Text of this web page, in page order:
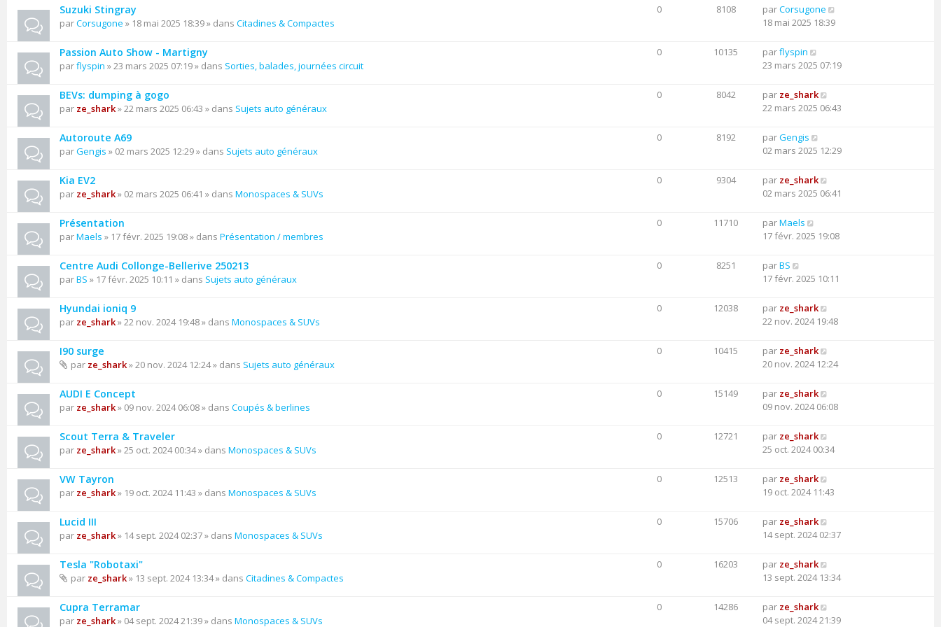
Suzuki Stingray
parCorsugone » 18 mai 2025 18:39 » dans Citadines & Compactes
0 8108 parCorsugone
18 mai 2025 18:39
Passion Auto Show - Martigny
parflyspin » 23 mars 2025 07:19 » dans Sorties, balades, journées circuit
0 10135 parflyspin
23 mars 2025 07:19
BEVs: dumping à gogo
par ze_shark» 22 mars 2025 06:43 » dans Sujets auto généraux
0 8042 par ze_shark
22 mars 2025 06:43
Autoroute A69
parGengis » 02 mars 2025 12:29 » dans Sujets auto généraux
0 8192 parGengis
02 mars 2025 12:29
Kia EV2
par ze_shark» 02 mars 2025 06:41 » dans Monospaces & SUVs
0 9304 par ze_shark
02 mars 2025 06:41
Présentation
parMaels » 17 févr. 2025 19:08 » dans Présentation / membres
0 11710 parMaels
17 févr. 2025 19:08
Centre Audi Collonge-Bellerive 250213
parBS » 17 févr. 2025 10:11 » dans Sujets auto généraux
0 8251 parBS
17 févr. 2025 10:11
Hyundai ioniq 9
par ze_shark» 22 nov. 2024 19:48 » dans Monospaces & SUVs
0 12038 par ze_shark
22 nov. 2024 19:48
I90 surge
par ze_shark» 20 nov. 2024 12:24 » dans Sujets auto généraux
0 10415 par ze_shark
20 nov. 2024 12:24
AUDI E Concept
par ze_shark» 09 nov. 2024 06:08 » dans Coupés & berlines
0 15149 par ze_shark
09 nov. 2024 06:08
Scout Terra & Traveler
par ze_shark» 25 oct. 2024 00:34 » dans Monospaces & SUVs
0 12721 par ze_shark
25 oct. 2024 00:34
VW Tayron
par ze_shark» 19 oct. 2024 11:43 » dans Monospaces & SUVs
0 12513 par ze_shark
19 oct. 2024 11:43
Lucid III
par ze_shark» 14 sept. 2024 02:37 » dans Monospaces & SUVs
0 15706 par ze_shark
14 sept. 2024 02:37
Tesla "Robotaxi"
par ze_shark» 13 sept. 2024 13:34 » dans Citadines & Compactes
0 16203 par ze_shark
13 sept. 2024 13:34
Cupra Terramar
par ze_shark» 04 sept. 2024 21:39 » dans Monospaces & SUVs
0 14286 par ze_shark
04 sept. 2024 21:39